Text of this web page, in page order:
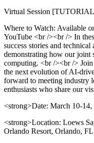
Virtual Session
Where to Watch: Available
YouTube <br /><br /> In
success stories and
demonstrating how our joint
computing. <br /><br />
the next evolution of AI-
forward to meeting industry
enthusiasts who share our
<strong>Date: March 10-14,
<strong>Location: Loews
Orlando Resort, Orlando, FL